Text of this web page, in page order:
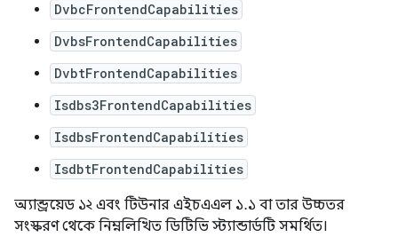
DvbcFrontendCapabilities
DvbsFrontendCapabilities
DvbtFrontendCapabilities
Isdbs3FrontendCapabilities
IsdbsFrontendCapabilities
IsdbtFrontendCapabilities
অ্যান্ড্রয়েড ১২ এবং টিউনার এইচএএল ১.১ বা তার উচ্চতর
সংস্করণ থেকে নিম্নলিখিত ডিটিভি স্ট্যান্ডার্ডটি সমর্থিত।